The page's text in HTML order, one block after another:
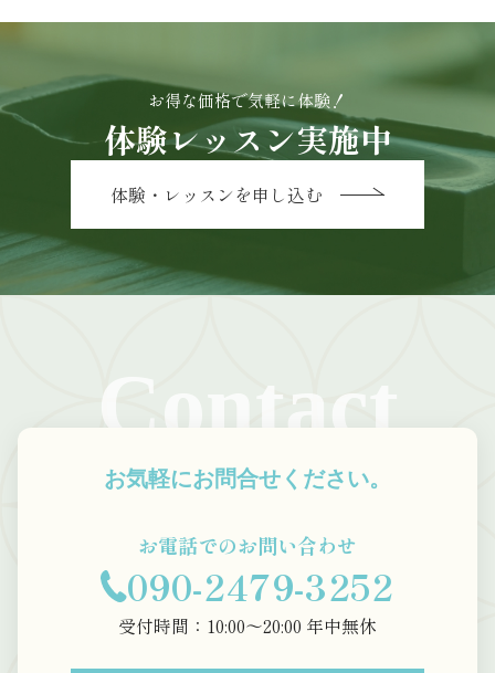
お得な価格で気軽に体験！
体験レッスン実施中
体験・レッスンを申し込む
Contact
お気軽にお問合せください。
お電話でのお問い合わせ
090-2479-3252
受付時間：10:00〜20:00 年中無休